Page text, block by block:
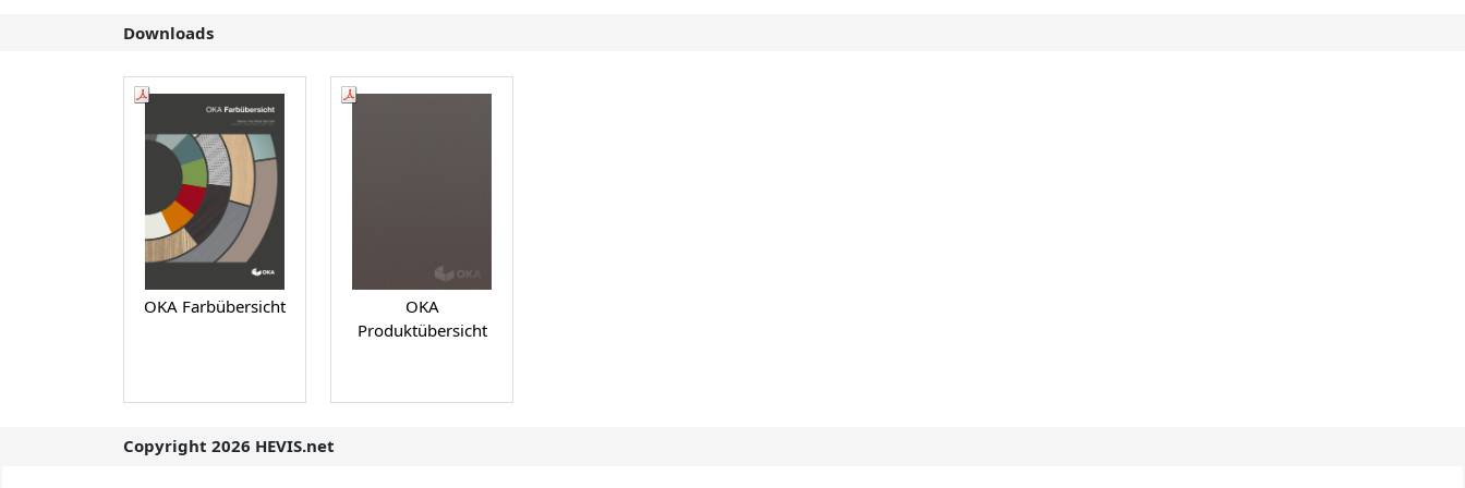
Downloads
OKA Farbübersicht
OKA
Produktübersicht
Copyright 2026 HEVIS.net